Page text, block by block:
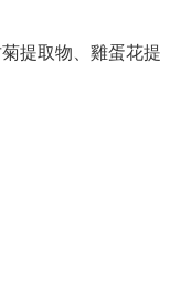
提取物、雞蛋花提